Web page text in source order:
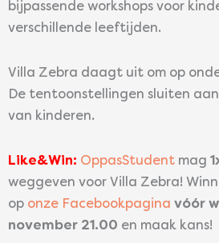
bijpassende workshops voor
verschillende leeftijden.
Villa Zebra daagt uit om op
De tentoonstellingen sluiten
van kinderen.
Like&Win: OppasStudent mag
weggeven voor Villa Zebra!
op onze Facebookpagina vóór
november 21.00 en maak kans!